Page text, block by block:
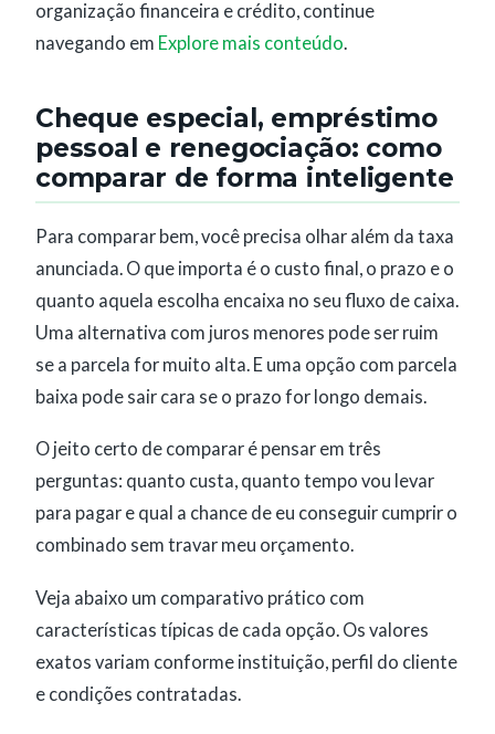
organização financeira e crédito, continue
navegando em Explore mais conteúdo.
Cheque especial, empréstimo
pessoal e renegociação: como
comparar de forma inteligente
Para comparar bem, você precisa olhar além da taxa
anunciada. O que importa é o custo final, o prazo e o
quanto aquela escolha encaixa no seu fluxo de caixa.
Uma alternativa com juros menores pode ser ruim
se a parcela for muito alta. E uma opção com parcela
baixa pode sair cara se o prazo for longo demais.
O jeito certo de comparar é pensar em três
perguntas: quanto custa, quanto tempo vou levar
para pagar e qual a chance de eu conseguir cumprir o
combinado sem travar meu orçamento.
Veja abaixo um comparativo prático com
características típicas de cada opção. Os valores
exatos variam conforme instituição, perfil do cliente
e condições contratadas.